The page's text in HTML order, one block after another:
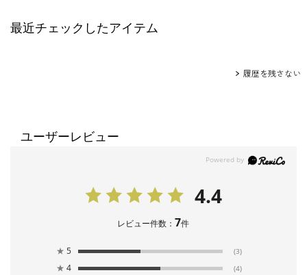
最近チェックしたアイテム
履歴を残さない
ユーザーレビュー
4.4
レビュー件数：7件
★ 5 (3)
★ 4 (4)